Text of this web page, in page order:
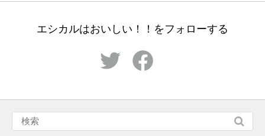
エシカルはおいしい！！をフォローする